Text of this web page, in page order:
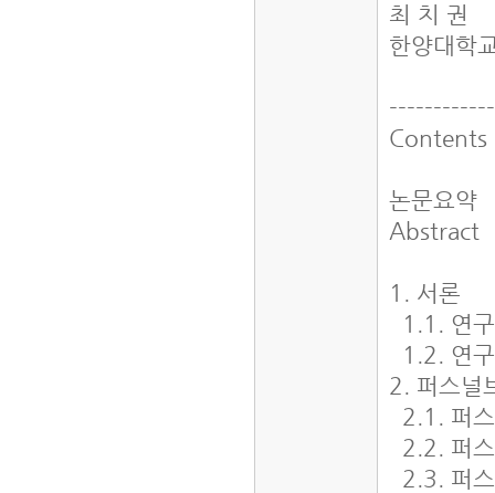
최 치 권
한양대학
Contents
논문요약
Abstract
1. 서론
1.1. 연
1.2. 연
2. 퍼스널
2.1. 퍼
2.2. 퍼
2.3. 퍼